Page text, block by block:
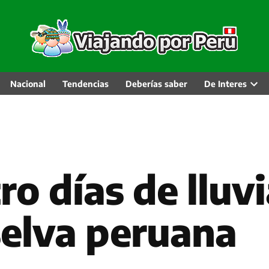
Nacional Tendencias Deberías saber De Interes
días de
peruana